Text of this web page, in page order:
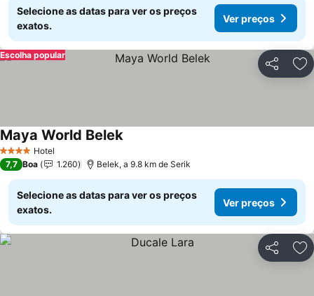
Selecione as datas para ver os preços
exatos.
Ver preços
Partilhar
Escolha popular
4 EstrelasHotel
Maya World BelekVer preços
7,7 Boa 1.260 Belek, a 9.8 km de Serik
Selecione as datas para ver os preços
exatos.
Ver preços
Partilhar